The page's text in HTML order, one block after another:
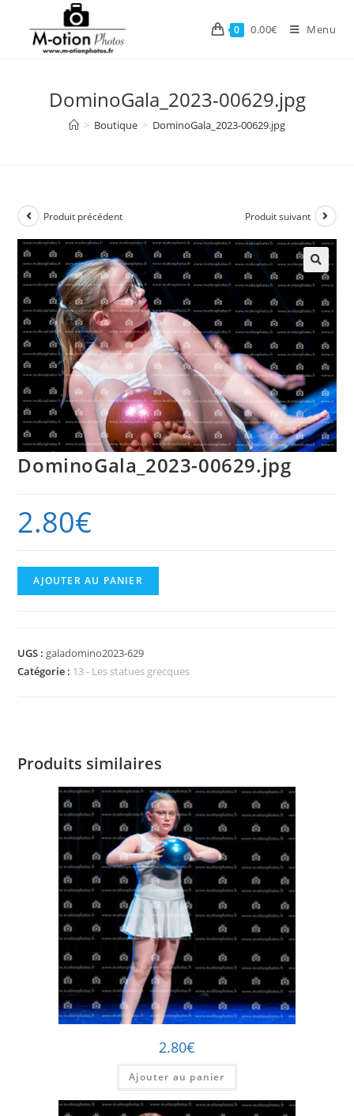
content
0 0.00€ Menu
DominoGala_2023-00629.jpg
> Boutique > DominoGala_2023-00629.jpg
Produit précédent Produit suivant
DominoGala_2023-00629.jpg
2.80€
quantité
de
AJOUTER AU PANIER
UGS : galadomino2023-629
Catégorie : 13 - Les statues grecques
Produits similaires
2.80€
Ajouter au panier